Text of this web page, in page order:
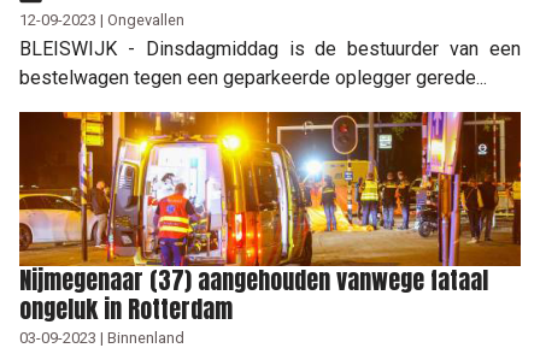
12-09-2023 | Ongevallen
BLEISWIJK - Dinsdagmiddag is de bestuurder van een
bestelwagen tegen een geparkeerde oplegger gerede...
Nijmegenaar (37) aangehouden vanwege fataal
ongeluk in Rotterdam
03-09-2023 | Binnenland